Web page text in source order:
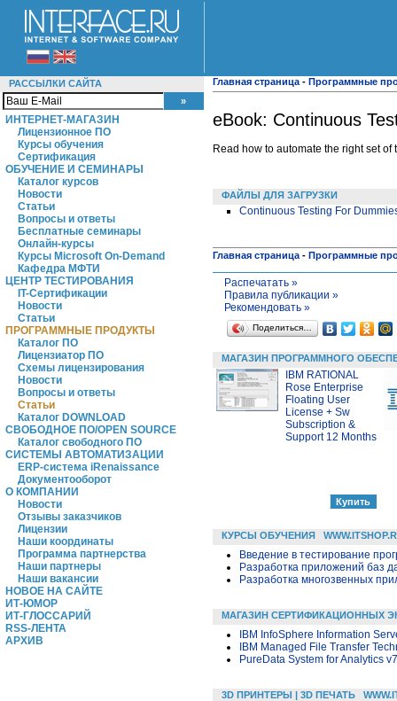
РАССЫЛКИ САЙТА
ИНТЕРНЕТ-МАГАЗИН
Лицензионное ПО
Курсы обучения
Сертификация
ОБУЧЕНИЕ И СЕМИНАРЫ
Каталог курсов
Новости
Статьи
Вопросы и ответы
Бесплатные семинары
Онлайн-курсы
Курсы Microsoft On-Demand
Кафедра МФТИ
ЦЕНТР ТЕСТИРОВАНИЯ
IT-Сертификации
Новости
Статьи
ПРОГРАММНЫЕ ПРОДУКТЫ
Каталог ПО
Лицензиатор ПО
Схемы лицензирования
Новости
Вопросы и ответы
Статьи
Каталог DOWNLOAD
СВОБОДНОЕ ПО/OPEN SOURCE
Каталог свободного ПО
СИСТЕМЫ АВТОМАТИЗАЦИИ
ERP-система iRenaissance
Документооборот
О КОМПАНИИ
Новости
Отзывы заказчиков
Лицензии
Наши координаты
Программа партнерства
Наши партнеры
Наши вакансии
НОВОЕ НА САЙТЕ
ИТ-ЮМОР
ИТ-ГЛОССАРИЙ
RSS-ЛЕНТА
АРХИВ
Главная страница - Программные
eBook: Continuous
Read how to automate the right set
ФАЙЛЫ ДЛЯ ЗАГРУЗКИ
Continuous Testing For
Главная страница - Программные
Распечатать »
Правила публикации »
Рекомендовать »
Поделиться…
МАГАЗИН ПРОГРАММНОГО
IBM RATIONAL
Rose Enterprise
Floating User
License + Sw
Subscription &
Support 12 Months
КУРСЫ ОБУЧЕНИЯ
Введение в тестирование
Разработка приложений баз
Разработка многозвенных
МАГАЗИН СЕРТИФИКАЦИОННЫХ
IBM InfoSphere Information
IBM Managed File Transfer
PureData System for Analytics
3D ПРИНТЕРЫ | 3D ПЕЧАТЬ